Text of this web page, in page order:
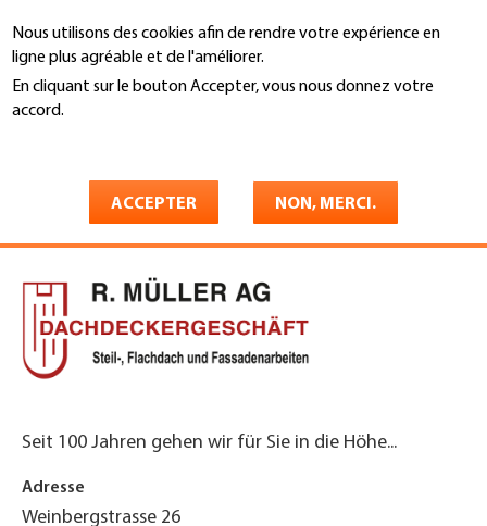
Nous utilisons des cookies afin de rendre votre expérience en
ligne plus agréable et de l'améliorer.
En cliquant sur le bouton Accepter, vous nous donnez votre
accord.
ACCEPTER NON, MERCI.
au
contenu
principal
Recherche
You
Müller
Seit 100 Jahren gehen wir für Sie in die Höhe...
Adresse
Weinbergstrasse 26